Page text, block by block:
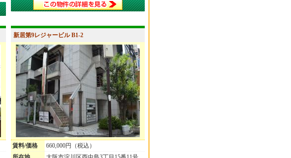
新居第9レジャービル B1-2
賃料/価格
660,000円（税込）